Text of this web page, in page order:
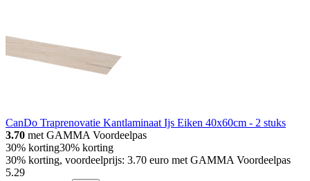
CanDo Traprenovatie Kantlaminaat Ijs Eiken 40x60cm - 2 stuks
3.70 met GAMMA Voordeelpas
30% korting30% korting
30% korting, voordeelprijs: 3.70 euro met GAMMA Voordeelpas
5.29